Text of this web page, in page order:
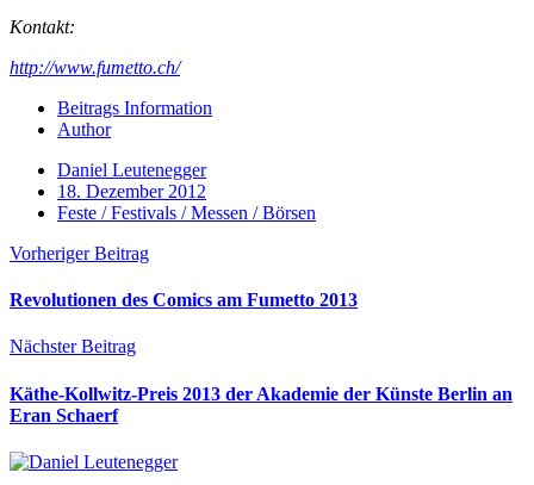
Kontakt:
http://www.fumetto.ch/
Beitrags Information
Author
Daniel Leutenegger
18. Dezember 2012
Feste / Festivals / Messen / Börsen
Vorheriger Beitrag
Revolutionen des Comics am Fumetto 2013
Nächster Beitrag
Käthe-Kollwitz-Preis 2013 der Akademie der Künste Berlin an
Eran Schaerf